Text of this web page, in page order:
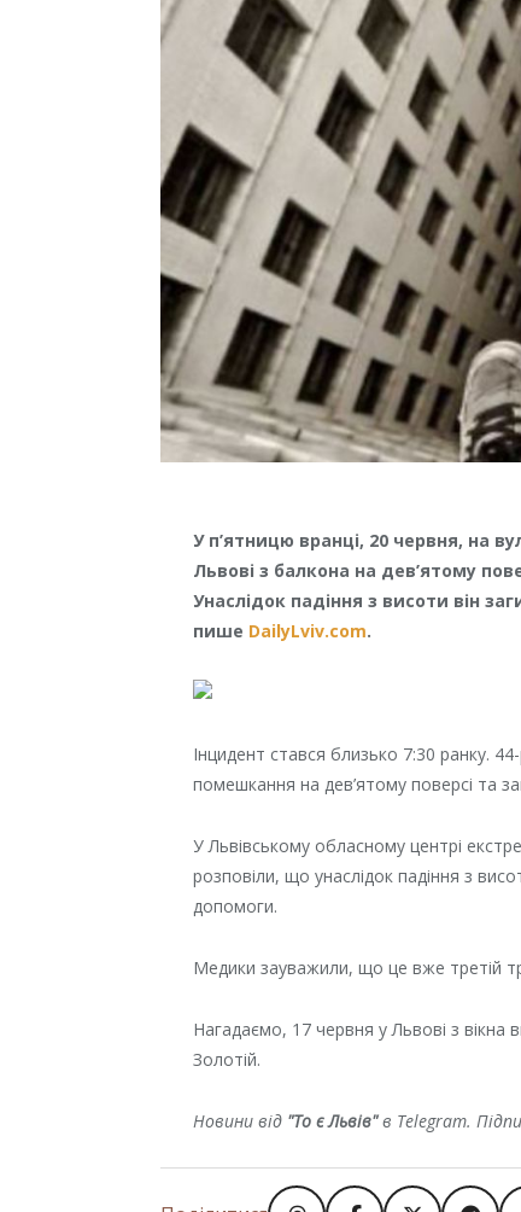
У п’ятницю вранці, 20 червня, на
Львові з балкона на дев’ятому
Унаслідок падіння з висоти він
пише DailyLviv.com.
Інцидент стався близько 7:30 ранку.
помешкання на дев’ятому поверсі та
У Львівському обласному центрі
розповіли, що унаслідок падіння з
допомоги.
Медики зауважили, що це вже третій
Нагадаємо, 17 червня у Львові з вікна
Золотій.
Новини від "То є Львів"в Telegram.